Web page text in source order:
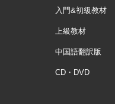
入門&初級教材
上級教材
中国語翻訳版
CD・DVD